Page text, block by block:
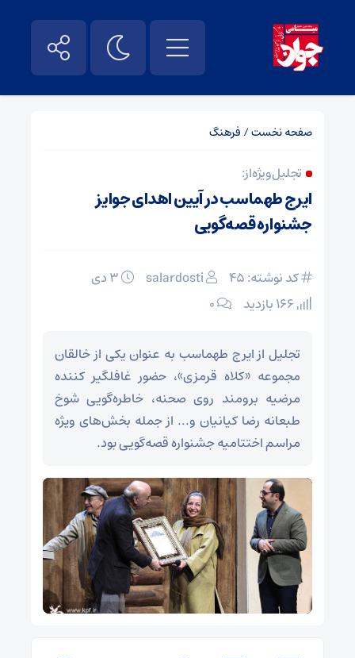
صفحه نخست/ فرهنگ
تجلیل ویژه از :
ایرج طهماسب در آیین اهدای جوایز
جشنواره قصه‌گویی
کد نوشته: 45 salardosti
۰
تجلیل از ایرج طهماسب به عنوان یکی از خالقان
مجموعه «کلاه قرمزی»، حضور غافلگیر کننده
مرضیه برومند روی صحنه، خاطره‌گویی شوخ
طبعانه رضا کیانیان و... از جمله بخش‌های ویژه
مراسم اختتامیه جشنواره قصه‌گویی بود.